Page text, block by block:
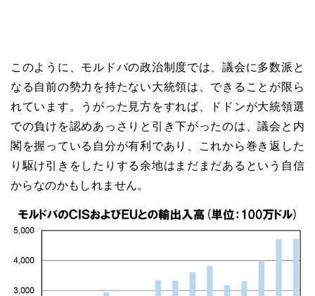
このように、モルドバの政治制度では、議会に多数派と
なる自前の勢力を持たない大統領は、できることが限ら
れています。うがった見方をすれば、ドドンが大統領選
での負けを認めあっさりと引き下がったのは、議会と内
閣を握っている自分が有利であり、これから巻き返した
り駆け引きをしたりする余地はまだまだあるという自信
からなのかもしれません。